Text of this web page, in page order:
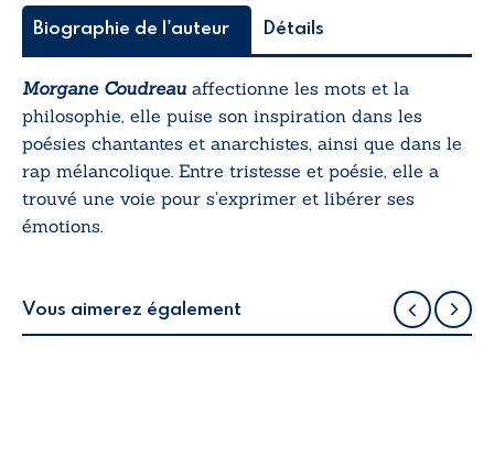
Biographie de l'auteur Détails
Morgane Coudreau affectionne les mots et la
philosophie, elle puise son inspiration dans les
poésies chantantes et anarchistes, ainsi que dans le
rap mélancolique. Entre tristesse et poésie, elle a
trouvé une voie pour s’exprimer et libérer ses
émotions.
Vous aimerez également